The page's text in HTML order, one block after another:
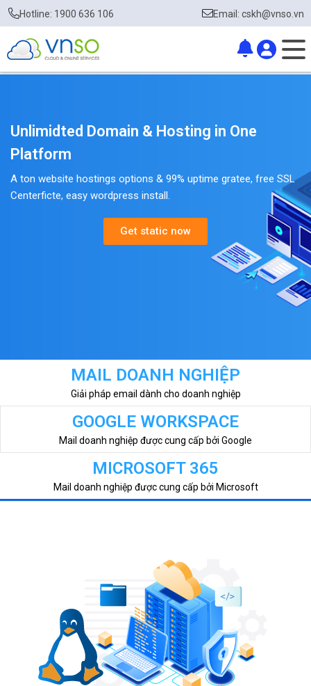
Hotline: 1900 636 106 Email: cskh@vnso.vn
Unlimidted Domain & Hosting in One
Platform
A ton website hostings options & 99% uptime gratee, free SSL
Centerficte, easy wordpress install.
Get static now
MAIL DOANH NGHIỆP
Giải pháp email dành cho doanh nghiệp
GOOGLE WORKSPACE
Mail doanh nghiệp được cung cấp bởi Google
MICROSOFT 365
Mail doanh nghiệp được cung cấp bởi Microsoft